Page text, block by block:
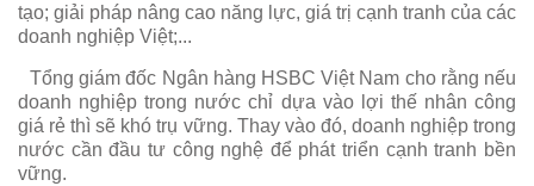
tạo; giải pháp nâng cao năng lực, giá trị cạnh tranh của các
doanh nghiệp Việt;...
Tổng giám đốc Ngân hàng HSBC Việt Nam cho rằng nếu
doanh nghiệp trong nước chỉ dựa vào lợi thế nhân công
giá rẻ thì sẽ khó trụ vững. Thay vào đó, doanh nghiệp trong
nước cần đầu tư công nghệ để phát triển cạnh tranh bền
vững.